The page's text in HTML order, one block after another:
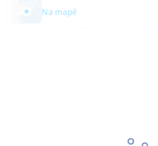
Na mapě